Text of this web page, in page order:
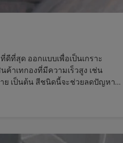
ที่สุด ออกแบบเพื่อเป็นเกราะ
ค้าเทกองที่มีความเร็วสูง เช่น
ย เป็นต้น สีชนิดนี้จะช่วยลดปัญหา